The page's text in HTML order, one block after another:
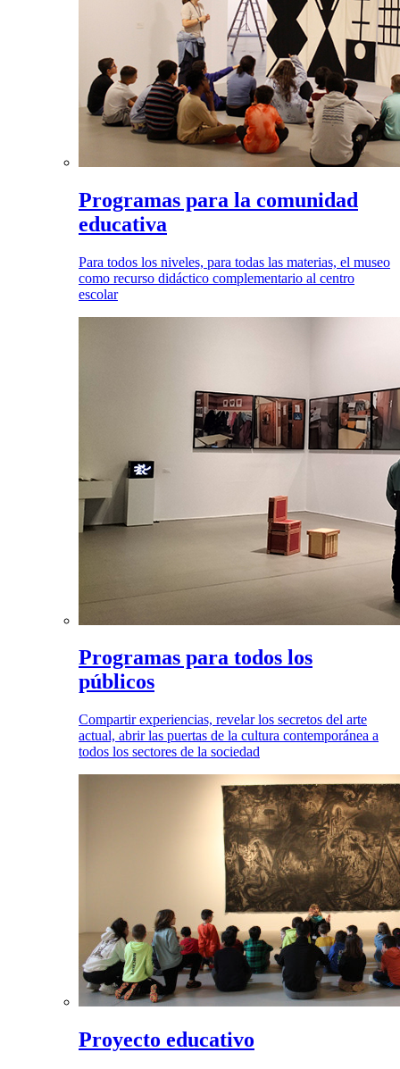
Programas para la comunidad
educativa
Para todos los niveles, para todas las materias, el museo
como recurso didáctico complementario al centro
escolar
Programas para todos los
públicos
Compartir experiencias, revelar los secretos del arte
actual, abrir las puertas de la cultura contemporánea a
todos los sectores de la sociedad
Proyecto educativo